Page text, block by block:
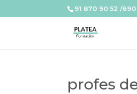
91 870 90 52 /
profes